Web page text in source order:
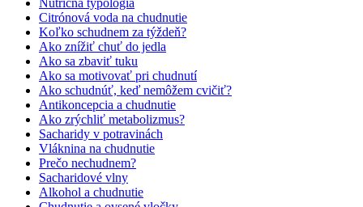
Citrónová voda na chudnutie
Koľko schudnem za týždeň?
Ako znížiť chuť do jedla
Ako sa zbaviť tuku
Ako sa motivovať pri chudnutí
Ako schudnúť, keď nemôžem cvičiť?
Antikoncepcia a chudnutie
Ako zrýchliť metabolizmus?
Sacharidy v potravinách
Vláknina na chudnutie
Prečo nechudnem?
Sacharidové vlny
Alkohol a chudnutie